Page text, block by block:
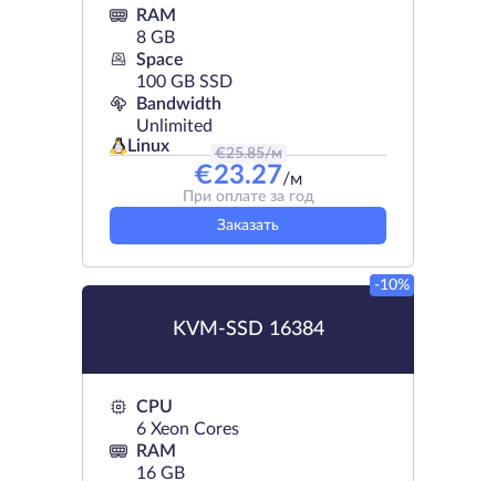
RAM
8 GB
Space
100 GB SSD
Bandwidth
Unlimited
Linux
€25.85/м
€23.27/м
При оплате за год
Заказать
KVM-SSD 16384
-10%
CPU
6 Xeon Cores
RAM
16 GB